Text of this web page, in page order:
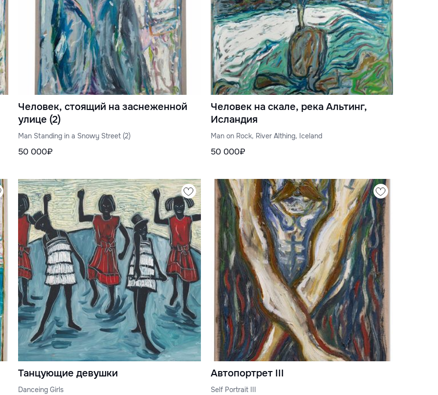
Человек, стоящий на заснеженной
улице (2)
Man Standing in a Snowy Street (2)
50 000₽
Человек на скале, река Альтинг,
Исландия
Man on Rock, River Althing, Iceland
50 000₽
Танцующие девушки
Danceing Girls
Автопортрет III
Self Portrait III